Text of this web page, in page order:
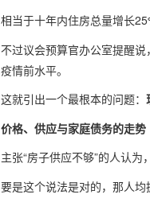
相当于十年内住房总量增长
不过议会预算官办公室提醒说
疫情前水平。
这就引出一个最根本的问题：
价格、供应与家庭债务的走势
主张“房子供应不够”的人认为
要是这个说法是对的，那人均